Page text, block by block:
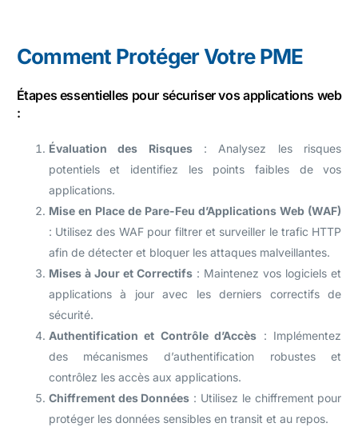
Comment Protéger Votre PME
Étapes essentielles pour sécuriser vos applications web
:
Évaluation des Risques: Analysez les risques
potentiels et identifiez les points faibles de vos
applications.
Mise en Place de Pare-Feu d’Applications Web (WAF)
: Utilisez des WAF pour filtrer et surveiller le trafic HTTP
afin de détecter et bloquer les attaques malveillantes.
Mises à Jour et Correctifs: Maintenez vos logiciels et
applications à jour avec les derniers correctifs de
sécurité.
Authentification et Contrôle d’Accès : Implémentez
des mécanismes d’authentification robustes et
contrôlez les accès aux applications.
Chiffrement des Données : Utilisez le chiffrement pour
protéger les données sensibles en transit et au repos.